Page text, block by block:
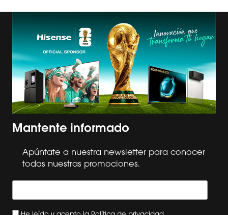
Mantente informado
Apúntate a nuestra newsletter para conocer
todas nuestras promociones.